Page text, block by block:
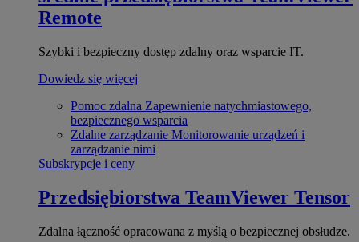
Remote
Szybki i bezpieczny dostęp zdalny oraz wsparcie IT.
Dowiedz się więcej
Pomoc zdalna Zapewnienie natychmiastowego,
bezpiecznego wsparcia
Zdalne zarządzanie Monitorowanie urządzeń i
zarządzanie nimi
Subskrypcje i ceny
Przedsiębiorstwa TeamViewer Tensor
Zdalna łączność opracowana z myślą o bezpiecznej obsłudze.